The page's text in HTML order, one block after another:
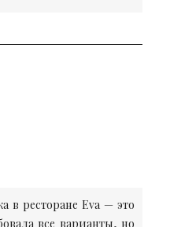
в ресторане Eva — это
все варианты, но